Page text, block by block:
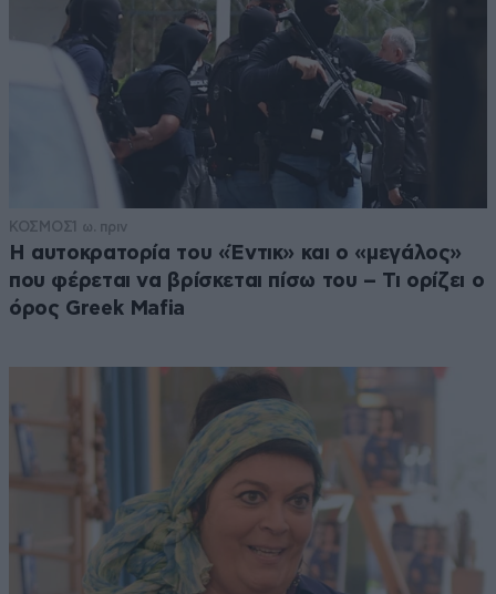
ΚΟΣΜΟΣ1 ω. πριν
Η αυτοκρατορία του «Έντικ» και ο «μεγάλος»
που φέρεται να βρίσκεται πίσω του – Τι ορίζει ο
όρος Greek Mafia